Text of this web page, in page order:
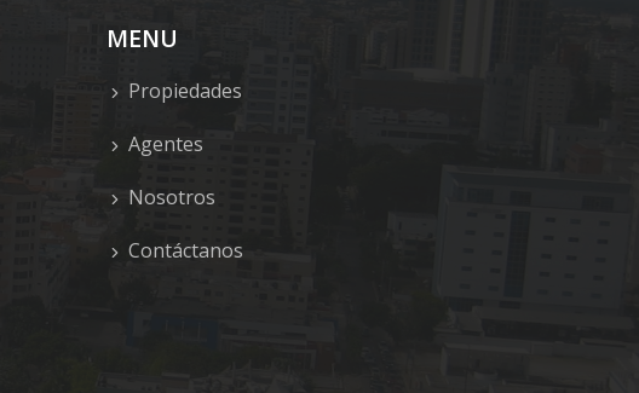
MENU
Propiedades
Agentes
Nosotros
Contáctanos